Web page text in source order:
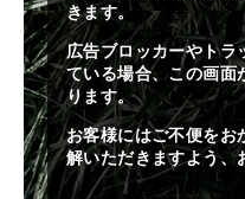
きます。
広告ブロッカーやトラ
ている場合、この画面
ります。
お客様にはご不便をお
解いただきますよう、